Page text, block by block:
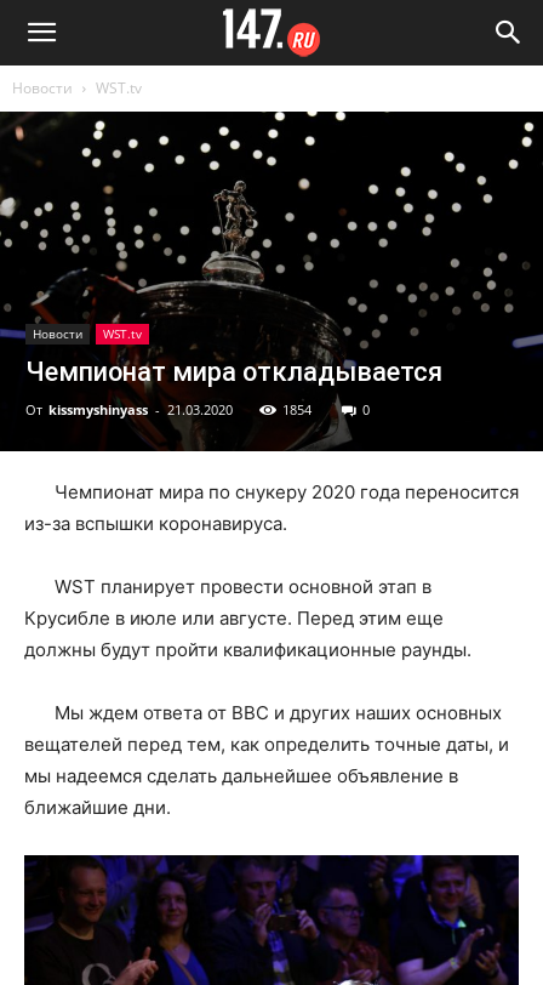
Новости WST.tv
Новости WST.tv
Чемпионат мира откладывается
От kissmyshinyass - 21.03.2020 1854 0
Чемпионат мира по снукеру 2020 года переносится
из-за вспышки коронавируса.
WST планирует провести основной этап в
Крусибле в июле или августе. Перед этим еще
должны будут пройти квалификационные раунды.
Мы ждем ответа от BBC и других наших основных
вещателей перед тем, как определить точные даты, и
мы надеемся сделать дальнейшее объявление в
ближайшие дни.